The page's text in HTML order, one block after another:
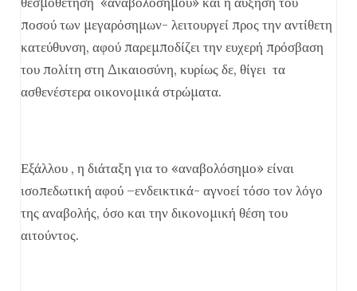
ποσού των μεγαρόσημων- λειτουργεί προς την αντίθετη
κατεύθυνση, αφού παρεμποδίζει την ευχερή πρόσβαση
του πολίτη στη Δικαιοσύνη, κυρίως δε, θίγει τα
ασθενέστερα οικονομικά στρώματα.
Εξάλλου , η διάταξη για το «αναβολόσημο» είναι
ισοπεδωτική αφού –ενδεικτικά- αγνοεί τόσο τον λόγο
της αναβολής, όσο και την δικονομική θέση του
αιτούντος.